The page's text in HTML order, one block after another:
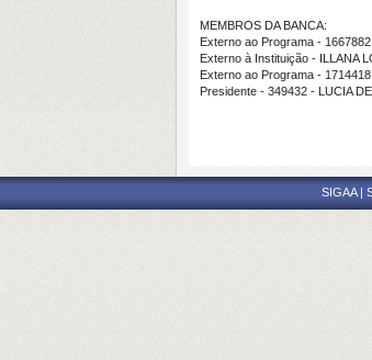
MEMBROS DA BANCA:
Externo ao Programa -
Externo à Instituição - ILLANA
Externo ao Programa -
Presidente - 349432 - LUCIA
SIGAA |